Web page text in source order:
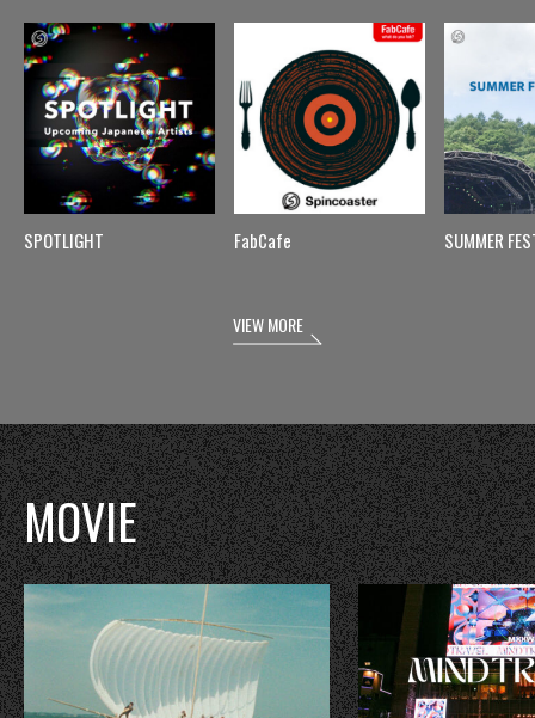
SPOTLIGHT FabCafe SUMMER
VIEW MORE
MOVIE